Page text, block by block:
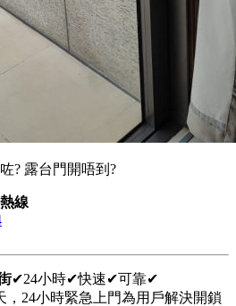
? 露台門開唔到?
線
✔24小時✔快速✔可靠✔
，24小時緊急上門為用戶解決開鎖